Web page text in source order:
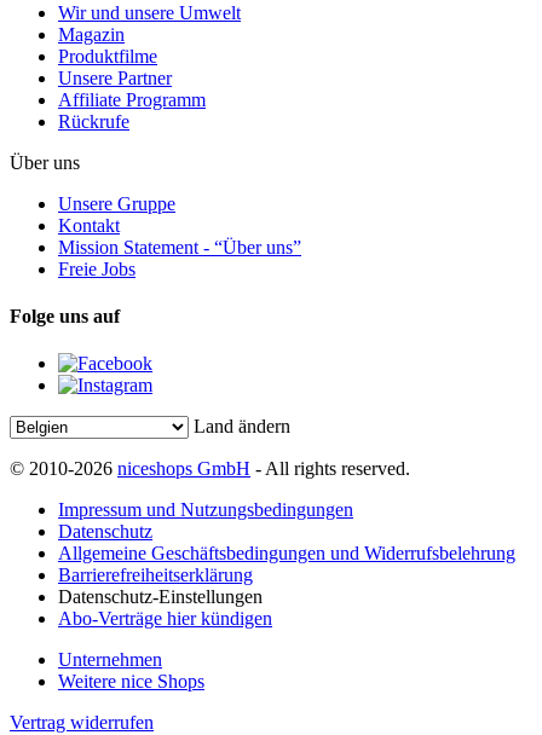
Wir und unsere Umwelt
Magazin
Produktfilme
Unsere Partner
Affiliate Programm
Rückrufe
Über uns
Unsere Gruppe
Kontakt
Mission Statement - “Über uns”
Freie Jobs
Folge uns auf
Land ändern
© 2010-2026 niceshops GmbH - All rights reserved.
Impressum und Nutzungsbedingungen
Datenschutz
Allgemeine Geschäftsbedingungen und Widerrufsbelehrung
Barrierefreiheitserklärung
Datenschutz-Einstellungen
Abo-Verträge hier kündigen
Unternehmen
Weitere nice Shops
Vertrag widerrufen